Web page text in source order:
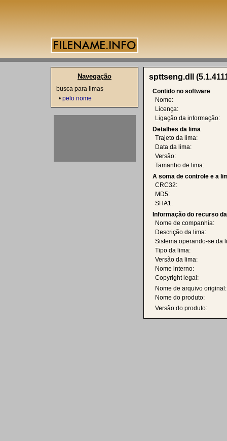
spttseng.dll
Contido no software
Nome:
Licença:
Ligação da informação:
Detalhes da lima
Trajeto da lima:
Data da lima:
Versão:
Tamanho de lima:
A soma de controle e a
CRC32:
MD5:
SHA1:
Informação do recurso
Nome de companhia:
Descrição da lima:
Sistema operando-se da
Tipo da lima:
Versão da lima:
Nome interno:
Copyright legal:
Nome de arquivo original:
Nome do produto:
Versão do produto:
Navegação
busca para limas
• pelo nome